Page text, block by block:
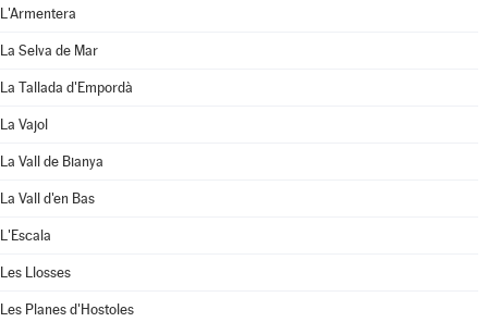
L'Armentera
La Selva de Mar
La Tallada d'Empordà
La Vajol
La Vall de Bianya
La Vall d'en Bas
L'Escala
Les Llosses
Les Planes d'Hostoles